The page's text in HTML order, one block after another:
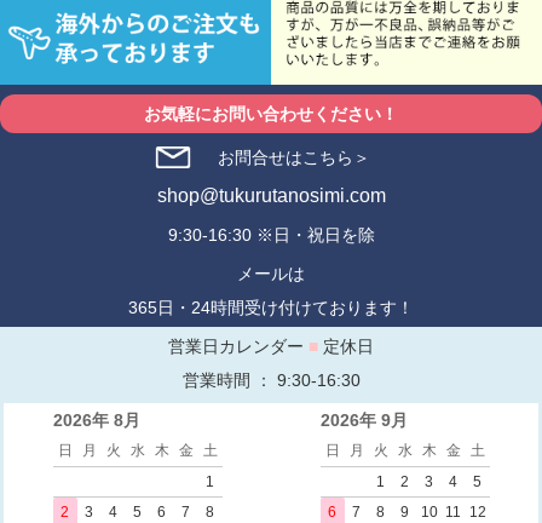
お気軽にお問い合わせください！
お問合せはこちら＞
shop@tukurutanosimi.com
9:30-16:30 ※日・祝日を除
メールは
365日・24時間受け付けております！
営業日カレンダー ■ 定休日
営業時間 ： 9:30-16:30
2026年 8月
日 月 火 水 木 金
土
1
2
3 4 5 6 7 8
2026年 9月
日 月 火 水 木 金
土
1
2 3 4
5
6
7 8 9 10 11 12